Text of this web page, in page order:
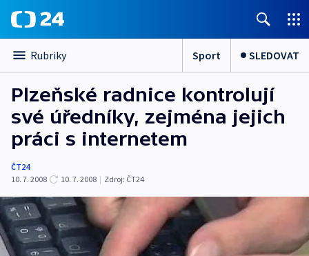
Rubriky Sport SLEDOVAT
Plzeňské radnice kontrolují
své úředníky, zejména jejich
práci s internetem
ČT24
10. 7. 2008
10. 7. 2008 | Zdroj: ČT24